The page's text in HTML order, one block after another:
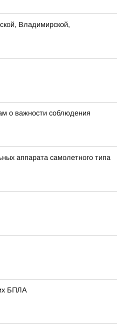
Владимирской,
о важности соблюдения
аппарата самолетного типа
БПЛА